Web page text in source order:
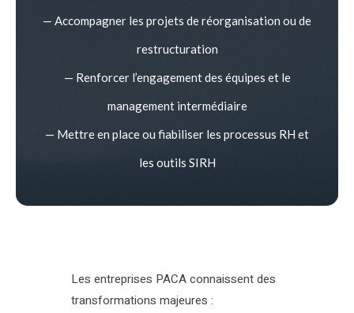
— Accompagner les projets de réorganisation ou de
restructuration
— Renforcer l’engagement des équipes et le
management intermédiaire
— Mettre en place ou fiabiliser les processus RH et
les outils SIRH
Les entreprises PACA connaissent des
transformations majeures :